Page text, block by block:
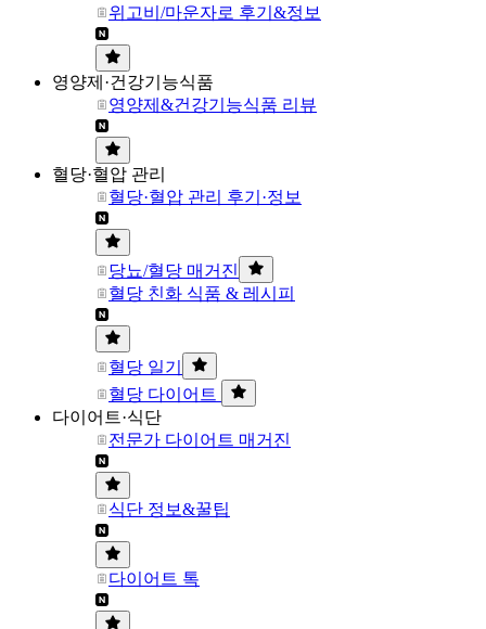
위고비/마운자로 후기&정보
영양제·건강기능식품
영양제&건강기능식품 리뷰
혈당·혈압 관리
혈당·혈압 관리 후기·정보
당뇨/혈당 매거진
혈당 친화 식품 & 레시피
혈당 일기
혈당 다이어트
다이어트·식단
전문가 다이어트 매거진
식단 정보&꿀팁
다이어트 톡